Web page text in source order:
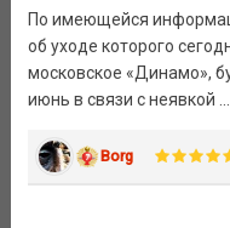
По имеющейся
об уходе которого
московское «Динамо»,
июнь в связи с неявкой ...
Borg